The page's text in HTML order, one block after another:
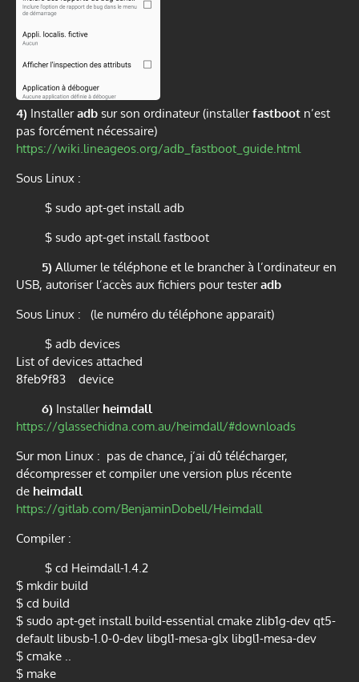
4) Installeradb sur son ordinateur (installerfastboot n’est
pas forcément nécessaire)
https://wiki.lineageos.org/adb_fastboot_guide.html
Sous Linux :
$ sudo apt-get install adb
$ sudo apt-get install fastboot
5) Allumer le téléphone et le brancher à l’ordinateur en
USB, autoriser l’accès aux fichiers pour testeradb
Sous Linux : (le numéro du téléphone apparait)
$ adb devices
List of devices attached
8feb9f83 device
6) Installer heimdall
https://glassechidna.com.au/heimdall/#downloads
Sur mon Linux : pas de chance, j’ai dû télécharger,
décompresser et compiler une version plus récente
de heimdall
https://gitlab.com/BenjaminDobell/Heimdall
Compiler :
$ cd Heimdall-1.4.2
$ mkdir build
$ cd build
$ sudo apt-get install build-essential cmake zlib1g-dev qt5-
default libusb-1.0-0-dev libgl1-mesa-glx libgl1-mesa-dev
$ cmake ..
$ make